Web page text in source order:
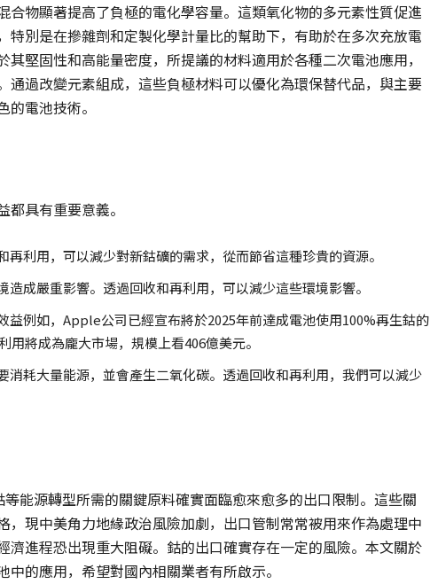
物顯著提高了負極的電化學容量。這類氧化物的多元素性質促進
別是在摻雜劑和定製化學計量比的幫助下，有助於在多次充放電
堅固性和高能量密度，所提議的材料適用於各種二次電池應用，
過改變元素組成，這些負極材料可以優化為環保替代品，與主要
電池技術。
具有重要意義。
利用，可以減少對新鈷礦的需求，從而節省這種珍貴的資源。
成嚴重影響。透過回收和再利用，可以減少這些環境影響。
益例如，Apple公司已經宣布將於2025年前達成電池使用100%再生鈷的
將成為龐大市場，規模上看406億美元。
耗大量能源，並會產生二氧化碳。透過回收和再利用，我們可以減少
能源轉型所需的關鍵原料確實面臨愈來愈多的出口限制。這些關
現中美角力地緣政治風險加劇，出口管制常常被用來作為處理中
進程恐出現重大阻礙。鈷的出口確實存在一定的風險。本文關於
的應用，希望對國內相關業者有所啟示。